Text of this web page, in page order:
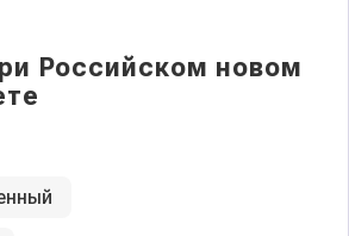
Российском новом